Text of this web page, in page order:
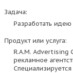
Задача:
Разработать
Продукт или услуга:
R.A.M. Advertising
рекламное